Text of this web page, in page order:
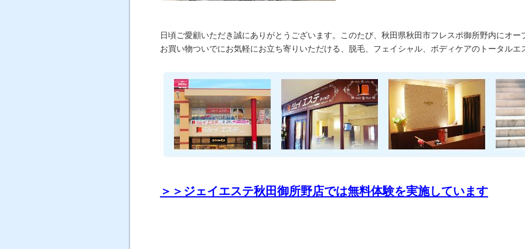
日頃ご愛顧いただき誠にありがとうございます。このたび、秋田県秋田市フレスポ御所野内にオ
お買い物ついでにお気軽にお立ち寄りいただける、脱毛、フェイシャル、ボディケアのトータルエ
＞＞ジェイエステ秋田御所野店では無料体験を実施しています